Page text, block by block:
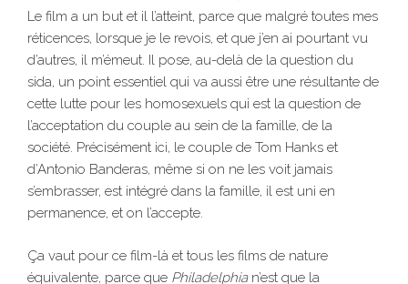
Le film a un but et il l’atteint, parce que malgré toutes mes
réticences, lorsque je le revois, et que j’en ai pourtant vu
d’autres, il m’émeut. Il pose, au-delà de la question du
sida, un point essentiel qui va aussi être une résultante de
cette lutte pour les homosexuels qui est la question de
l’acceptation du couple au sein de la famille, de la
société. Précisément ici, le couple de Tom Hanks et
d’Antonio Banderas, même si on ne les voit jamais
s’embrasser, est intégré dans la famille, il est uni en
permanence, et on l’accepte.
Ça vaut pour ce film-là et tous les films de nature
équivalente, parce que Philadelphia n’est que la